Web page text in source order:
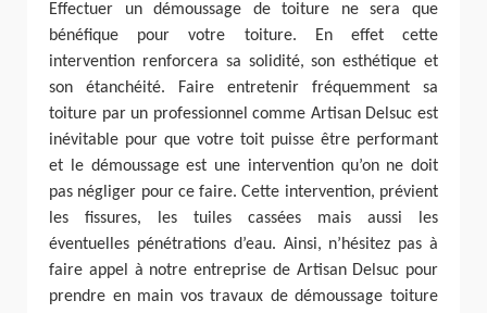
Effectuer un démoussage de toiture ne sera que
bénéfique pour votre toiture. En effet cette
intervention renforcera sa solidité, son esthétique et
son étanchéité. Faire entretenir fréquemment sa
toiture par un professionnel comme Artisan Delsuc est
inévitable pour que votre toit puisse être performant
et le démoussage est une intervention qu’on ne doit
pas négliger pour ce faire. Cette intervention, prévient
les fissures, les tuiles cassées mais aussi les
éventuelles pénétrations d’eau. Ainsi, n’hésitez pas à
faire appel à notre entreprise de Artisan Delsuc pour
prendre en main vos travaux de démoussage toiture